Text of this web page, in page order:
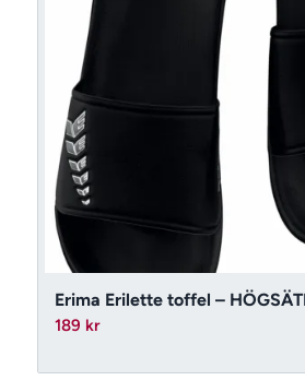
Erima Erilette toffel –
189 kr